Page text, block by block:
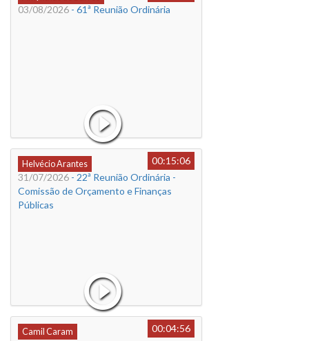
03/08/2026 - 61ª Reunião Ordinária
Helvécio Arantes
00:15:06
31/07/2026 - 22ª Reunião Ordinária -
Comissão de Orçamento e Finanças
Públicas
Camil Caram
00:04:56